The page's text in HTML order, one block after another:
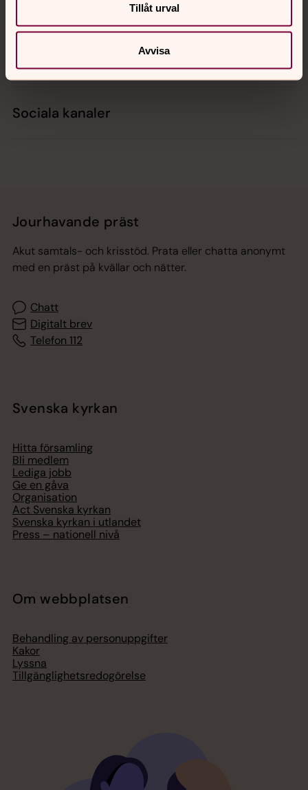
Tillåt urval
Avvisa
Sociala kanaler
Jourhavande präst
Akut samtals- och krisstöd. Prata eller chatta anonymt
med en präst på kvällar och nätter.
Chatt
Digitalt brev
Telefon 112
Svenska kyrkan
Hitta församling
Bli medlem
Lediga jobb
Ge en gåva
Organisation
Act Svenska kyrkan
Svenska kyrkan i utlandet
Press – nationell nivå
Om webbplatsen
Behandling av personuppgifter
Kakor
Lyssna
Tillgänglighetsredogörelse